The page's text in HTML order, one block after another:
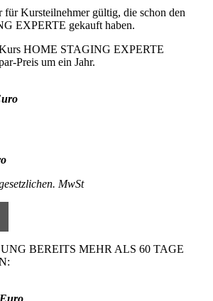
für Kursteilnehmer gültig, die schon den
EXPERTE gekauft haben.
HOME STAGING EXPERTE
Preis um ein Jahr.
MwSt
BEREITS MEHR ALS 60 TAGE
Euro